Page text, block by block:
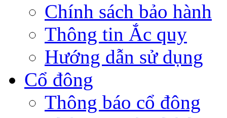
Chính sách bảo hành
Thông tin Ắc quy
Hướng dẫn sử dụng
Cổ đông
Thông báo cổ đông